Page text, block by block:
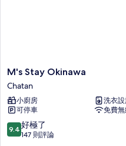
M's
Stay
Okinawa
Chatan
M's Stay Okinawa
Chatan
小廚房
洗衣
可停車
免費
9.4
分，
9.4 好極了
147 則評論